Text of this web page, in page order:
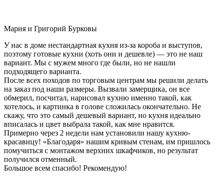
Мария и Григорий Бурковы
У нас в доме нестандартная кухня из-за короба и выступов,
поэтому готовые кухни (хоть они и дешевле) — это не наш
вариант. Мы с мужем много где были, но не нашли
подходящего варианта.
После всех походов по торговым центрам мы решили делать
на заказ под наши размеры. Вызвали замерщика, он все
обмерил, посчитал, нарисовал кухню именно такой, как
хотелось, и картинка в голове сложилась окончательно. Не
скажу, что это самый дешевый вариант, но кухня идеально
вписалась и цвет выбрала такой, как мне нравится.
Примерно через 2 недели нам установили нашу кухню-
красавицу! «Благодаря» нашим кривым стенам, им пришлось
помучиться с монтажом верхних шкафчиков, но результат
получился отменный.
Большое всем спасибо! Рекомендую!